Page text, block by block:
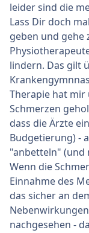
leider sind die
Lass Dir doch
geben und gehe
lindern. Das gilt
Therapie hat mir
Schmerzen
dass die Ärzte
Budgetierung) -
"anbetteln" (und
Wenn die
Einnahme des
das sicher an
nachgesehen -